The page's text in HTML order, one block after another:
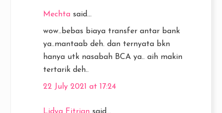
Mechta said...
wow..bebas biaya transfer antar bank
ya..mantaab deh. dan ternyata bkn
hanya utk nasabah BCA ya.. aih makin
tertarik deh..
22 July 2021 at 17:24